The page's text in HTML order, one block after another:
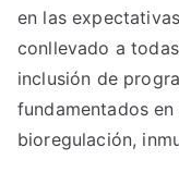
en las
conllevado a
inclusión de
fundamentados
bioregulación,